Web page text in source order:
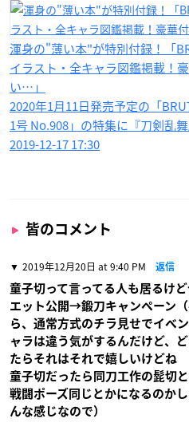
渾身の"薄い本"が特別付録！「
イラスト・全キャラ図鑑掲載！
い…」
2020年1月11日発売予定の「
1号 No.908」の特集に『刀剣乱
2019-12-17 17:30
皆のコメント
2019年12月20日 at 9:40 PM 返信
童子切って言ってる人も居るけ
エット公開→鍛刀キャンペーン
ら、通常方式のチラ見せでイベ
ャラは違う気がするんだけど、
たらそれはそれで嬉しいけどね
童子切だったら同刀工作の髭切
戦闘ポーズ同じとかになるのか
んな感じなので）